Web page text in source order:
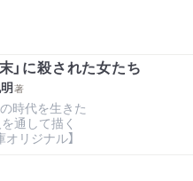
末」に殺された女たち
著
時代を生きた
通して描く
オリジナル】